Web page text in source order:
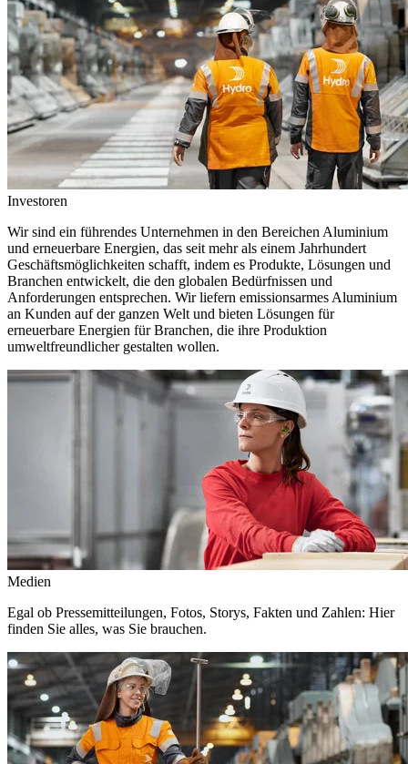
Investoren
Wir sind ein führendes Unternehmen in den Bereichen Aluminium
und erneuerbare Energien, das seit mehr als einem Jahrhundert
Geschäftsmöglichkeiten schafft, indem es Produkte, Lösungen und
Branchen entwickelt, die den globalen Bedürfnissen und
Anforderungen entsprechen. Wir liefern emissionsarmes Aluminium
an Kunden auf der ganzen Welt und bieten Lösungen für
erneuerbare Energien für Branchen, die ihre Produktion
umweltfreundlicher gestalten wollen.
Medien
Egal ob Pressemitteilungen, Fotos, Storys, Fakten und Zahlen: Hier
finden Sie alles, was Sie brauchen.